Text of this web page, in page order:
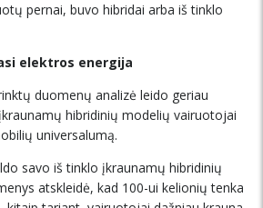
pernai, buvo hibridai arba iš tinklo
elektros energija
duomenų analizė leido geriau
hibridinių modelių vairuotojai
universalumą.
savo iš tinklo įkraunamų hibridinių
atskleidė, kad 100-ui kelionių tenka